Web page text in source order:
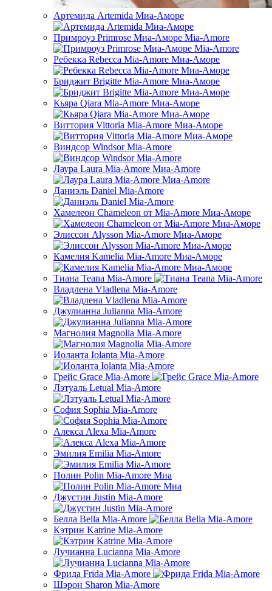
Артемида Artemida Миа-Аморе
Примроуз Primrose Миа-Аморе Mia-Amore
Ребекка Rebecca Mia-Amore Миа-Аморе
Бриджит Brigitte Mia-Amore Миа-Аморе
Кьяра Qiara Mia-Amore Миа-Аморе
Виттория Vittoria Mia-Amore Миа-Аморе
Виндсор Windsor Mia-Amore
Лаура Laura Mia-Amore Миа-Amore
Даниэль Daniel Mia-Amore
Хамелеон Chameleon от Mia-Amore Миа-Аморе
Элиссон Alysson Mia-Amore Миа-Аморе
Камелия Kamelia Mia-Amore Миа-Аморе
Тиана Teana Mia-Amore
Владлена Vladlena Mia-Amore
Джулианна Julianna Mia-Amore
Магнолия Magnolia Mia-Amore
Иоланта Iolanta Mia-Amore
Грейс Grace Mia-Amore
Лэтуаль Letual Mia-Amore
София Sophia Mia-Amore
Алекса Alexa Mia-Amore
Эмилия Emilia Mia-Amore
Полин Polin Mia-Amore Миа
Джустин Justin Mia-Amore
Белла Bella Mia-Amore
Кэтрин Katrine Mia-Amore
Лучианна Lucianna Mia-Amore
Фрида Frida Mia-Amore
Шэрон Sharon Mia-Amore